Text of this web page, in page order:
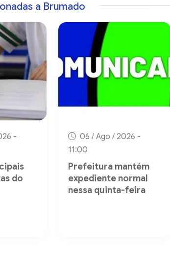
a Brumado
-
do
06 / Ago / 2026 -
11:00
Prefeitura mantém
expediente normal
nessa quinta-feira